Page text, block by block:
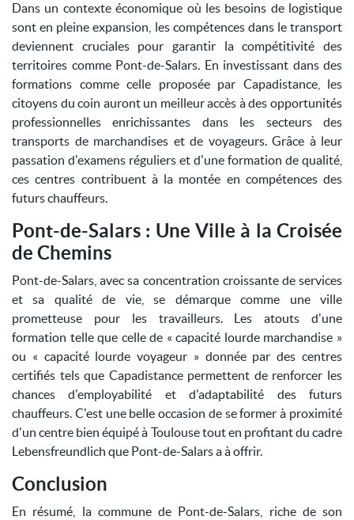
Dans un contexte économique où les besoins de logistique
sont en pleine expansion, les compétences dans le transport
deviennent cruciales pour garantir la compétitivité des
territoires comme Pont-de-Salars. En investissant dans des
formations comme celle proposée par Capadistance, les
citoyens du coin auront un meilleur accès à des opportunités
professionnelles enrichissantes dans les secteurs des
transports de marchandises et de voyageurs. Grâce à leur
passation d'examens réguliers et d'une formation de qualité,
ces centres contribuent à la montée en compétences des
futurs chauffeurs.
Pont-de-Salars : Une Ville à la Croisée
de Chemins
Pont-de-Salars, avec sa concentration croissante de services
et sa qualité de vie, se démarque comme une ville
prometteuse pour les travailleurs. Les atouts d'une
formation telle que celle de « capacité lourde marchandise »
ou « capacité lourde voyageur » donnée par des centres
certifiés tels que Capadistance permettent de renforcer les
chances d'employabilité et d'adaptabilité des futurs
chauffeurs. C'est une belle occasion de se former à proximité
d'un centre bien équipé à Toulouse tout en profitant du cadre
Lebensfreundlich que Pont-de-Salars a à offrir.
Conclusion
En résumé, la commune de Pont-de-Salars, riche de son